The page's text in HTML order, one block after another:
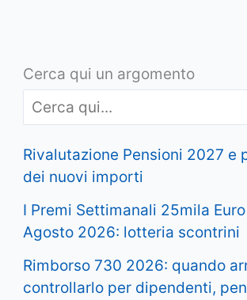
Cerca qui un argomento
Rivalutazione Pensioni 2027 e
dei nuovi importi
I Premi Settimanali 25mila
Agosto 2026: lotteria scontrini
Rimborso 730 2026: quando
controllarlo per dipendenti,